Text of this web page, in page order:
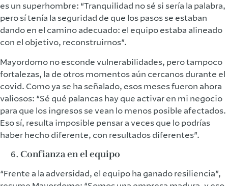
es un superhombre: “Tranquilidad no sé si sería la palabra,
pero sí tenía la seguridad de que los pasos se estaban
dando en el camino adecuado: el equipo estaba alineado
con el objetivo, reconstruirnos”.
Mayordomo no esconde vulnerabilidades, pero tampoco
fortalezas, la de otros momentos aún cercanos durante el
covid. Como ya se ha señalado, esos meses fueron ahora
valiosos: “Sé qué palancas hay que activar en mi negocio
para que los ingresos se vean lo menos posible afectados.
Eso sí, resulta imposible pensar a veces que lo podrías
haber hecho diferente, con resultados diferentes”.
Confianza en el equipo
“Frente a la adversidad, el equipo ha ganado resiliencia”,